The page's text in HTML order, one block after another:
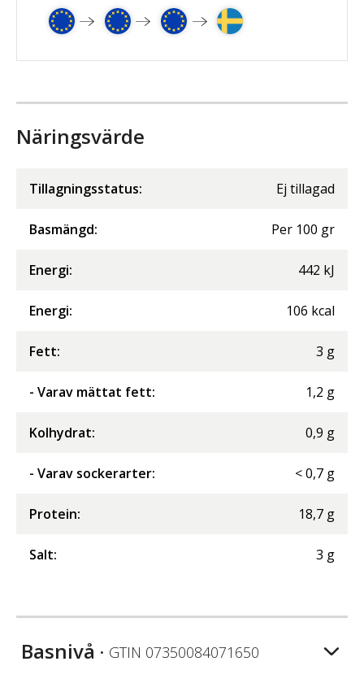
Näringsvärde
Tillagningsstatus: Ej tillagad
Basmängd: Per 100 gr
Energi: 442 kJ
Energi: 106 kcal
Fett: 3 g
- Varav mättat fett: 1,2 g
Kolhydrat: 0,9 g
- Varav sockerarter: <0,7 g
Protein: 18,7 g
Salt: 3 g
Basnivå • GTIN 07350084071650